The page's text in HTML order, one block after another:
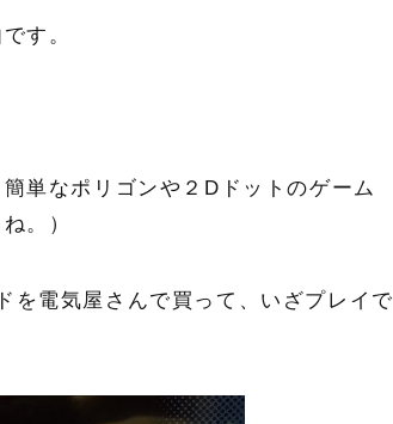
す。
単なポリゴンや２Dドットのゲーム
。）
電気屋さんで買って、いざプレイで